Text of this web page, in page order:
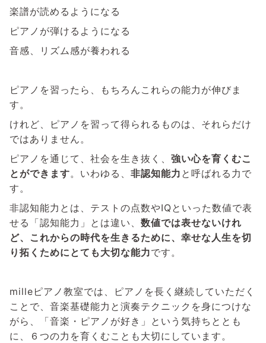
楽譜が読めるようになる
ピアノが弾けるようになる
音感、リズム感が養われる
ピアノを習ったら、もちろんこれらの能力が伸びま
す。
けれど、ピアノを習って得られるものは、それらだけ
ではありません。
ピアノを通じて、社会を生き抜く、 強い心を育くむこ
とができます。いわゆる、 非認知能力 と呼ばれる力で
す。
非認知能力とは、テストの点数やIQといった数値で表
せる「認知能力」とは違い、 数値では表せないけれ
ど、これからの時代を生きるために、幸せな人生を切
り拓くためにとても大切な能力です。
milleピアノ教室では、ピアノを長く継続していただく
ことで、音楽基礎能力と演奏テクニックを身につけな
がら、「音楽・ピアノが好き」という気持ちととも
に、６つの力を育くむことも大切にしています。